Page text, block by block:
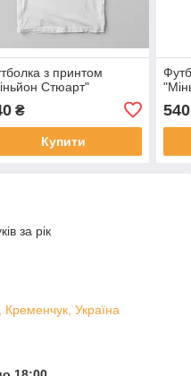
з принтом
Стюарт"
₴
Купити
540
за рік
Україна